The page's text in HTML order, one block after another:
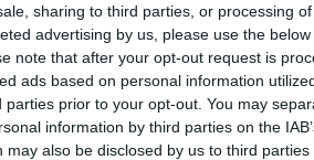
sharing to third parties, or processing
advertising by us, please use the
note that after your opt-out request is
ads based on personal information
parties prior to your opt-out. You may
information by third parties on the
may also be disclosed by us to third parties